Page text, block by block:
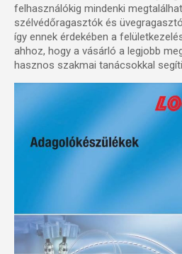
felhasználókig mindenki
szélvédőragasztók és
így ennek érdekében a
ahhoz, hogy a vásárló a legjobb
hasznos szakmai tanácsokkal